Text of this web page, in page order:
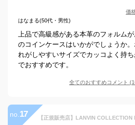
価
はなまる(50代・男性)
上品で高級感がある本革のフォルム
のコインケースはいかがでしょうか
れがしやすいサイズでカッコよく持
でおすすめです。
全てのおすすめコメント (1
no. 17